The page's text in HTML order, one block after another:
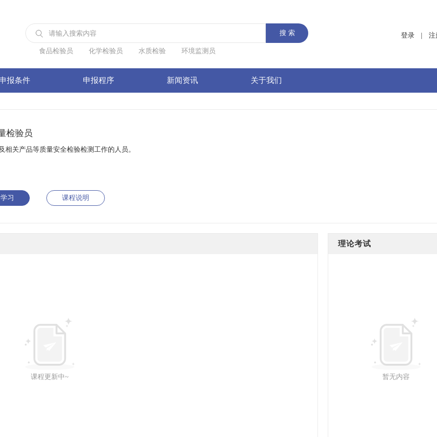
食品检验员 化学检验员 水质检验 环境监测员
登录 注
报条件 申报程序 新闻资讯 关于我们
检验员
相关产品等质量安全检验检测工作的人员。
习 课程说明
课程更新中~
理论考试
暂无内容